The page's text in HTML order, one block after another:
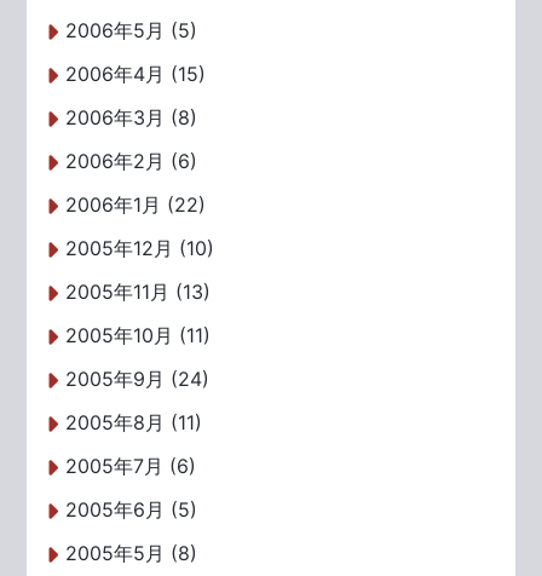
2006年5月 (5)
2006年4月 (15)
2006年3月 (8)
2006年2月 (6)
2006年1月 (22)
2005年12月 (10)
2005年11月 (13)
2005年10月 (11)
2005年9月 (24)
2005年8月 (11)
2005年7月 (6)
2005年6月 (5)
2005年5月 (8)